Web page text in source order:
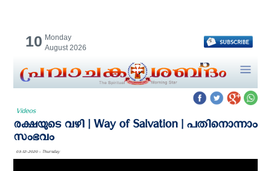
10 Monday
August 2026
Videos
രക്ഷയുടെ വഴി | Way of Salvation | പതിനൊന്നാം
സംഭവം
03-12-2020 - Thursday